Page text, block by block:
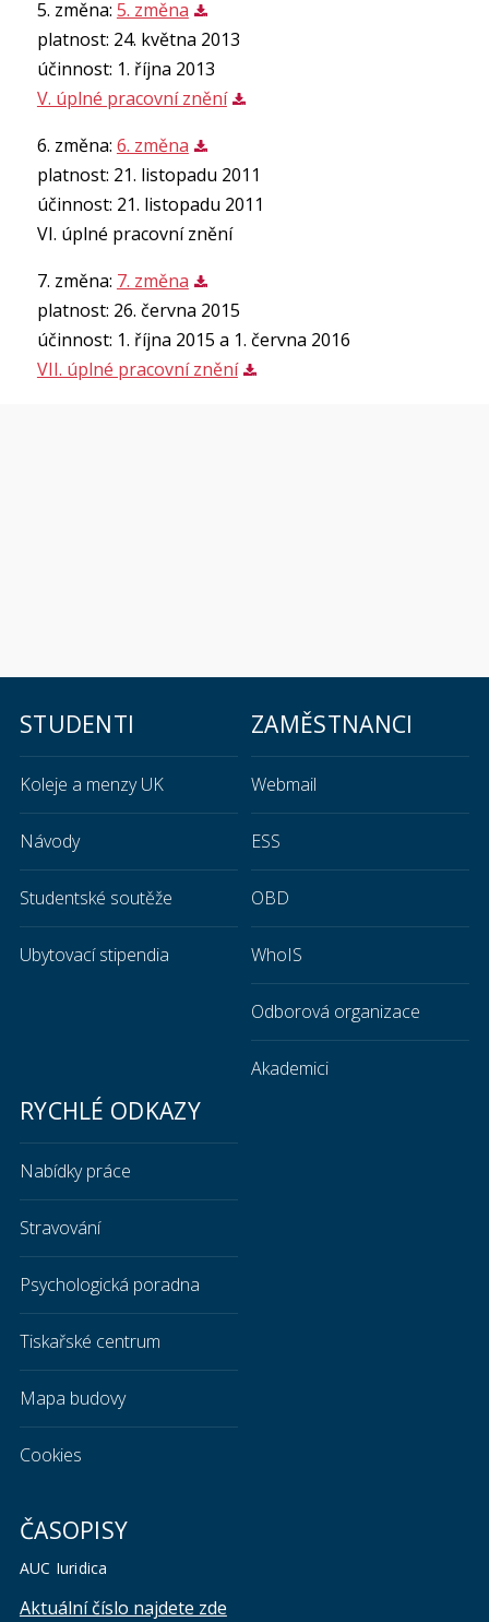
5. změna: 5. změna
platnost: 24. května 2013
účinnost: 1. října 2013
V. úplné pracovní znění
6. změna: 6. změna
platnost: 21. listopadu 2011
účinnost: 21. listopadu 2011
VI. úplné pracovní znění
7. změna: 7. změna
platnost: 26. června 2015
účinnost: 1. října 2015 a 1. června 2016
VII. úplné pracovní znění
STUDENTI
Koleje a menzy UK
Návody
Studentské soutěže
Ubytovací stipendia
ZAMĚSTNANCI
Webmail
ESS
OBD
WhoIS
Odborová organizace
Akademici
RYCHLÉ ODKAZY
Nabídky práce
Stravování
Psychologická poradna
Tiskařské centrum
Mapa budovy
Cookies
ČASOPISY
AUC Iuridica
Aktuální číslo najdete zde